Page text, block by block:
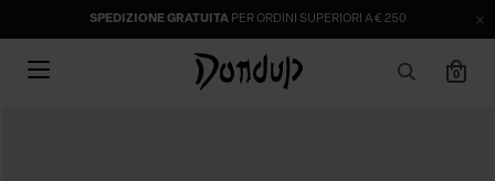
SPEDIZIONE GRATUITAPER ORDINI SUPERIORI A € 250
0